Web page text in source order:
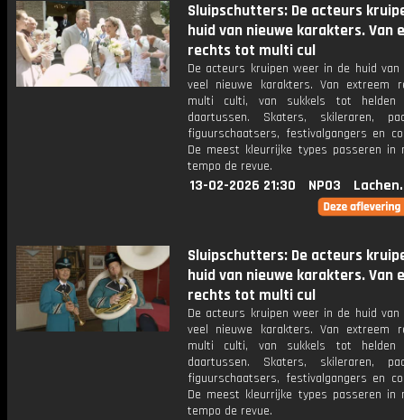
Sluipschutters: De acteurs
huid van nieuwe karakters. Van
rechts tot multi cul
De acteurs kruipen weer in de huid van
veel nieuwe karakters. Van extreem
multi culti, van sukkels tot helden
daartussen. Skaters, skileraren,
figuurschaatsers, festivalgangers en
De meest kleurrijke types passeren in
tempo de revue.
13-02-2026 21:30 NPO3
Sluipschutters: De acteurs
huid van nieuwe karakters. Van
rechts tot multi cul
De acteurs kruipen weer in de huid van
veel nieuwe karakters. Van extreem
multi culti, van sukkels tot helden
daartussen. Skaters, skileraren,
figuurschaatsers, festivalgangers en
De meest kleurrijke types passeren in
tempo de revue.